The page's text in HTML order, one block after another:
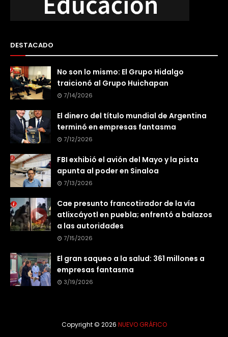
DESTACADO
No son lo mismo: El Grupo Hidalgo
traicionó al Grupo Huichapan
7/14/2026
El dinero del título mundial de Argentina
terminó en empresas fantasma
7/12/2026
FBI exhibió el avión del Mayo y la pista
apunta al poder en Sinaloa
7/13/2026
Cae presunto francotirador de la vía
atlixcáyotl en puebla; enfrentó a balazos
a las autoridades
7/15/2026
El gran saqueo a la salud: 361 millones a
empresas fantasma
3/19/2026
Copyright © 2026 NUEVO GRÁFICO